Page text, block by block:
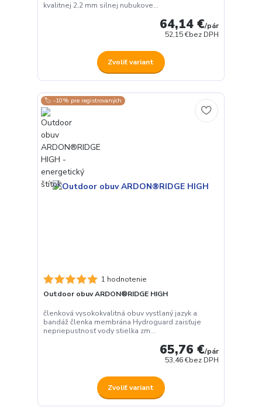
kvalitnej 2,2 mm silnej nubukove...
64,14 €/pár
52,15 €bez DPH
Zvoliť variant
🏷️ -10% pre registrovaných
1 hodnotenie
Outdoor obuv ARDON®RIDGE HIGH
členková vysokokvalitná obuv vystlaný jazyk a
bandáž členka membrána Hydroguard zaisťuje
nepriepustnosť vody stielka zm...
65,76 €/pár
53,46 €bez DPH
Zvoliť variant